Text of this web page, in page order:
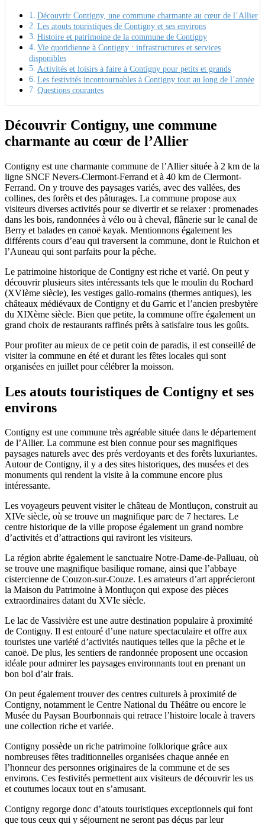
Découvrir Contigny, une commune charmante au cœur de l’Allier
Les atouts touristiques de Contigny et ses environs
Histoire et patrimoine de la commune de Contigny
Vie quotidienne à Contigny : infrastructures et services
disponibles
Activités et loisirs à faire à Contigny pour petits et grands
Les festivités incontournables à Contigny tout au long de l’année
Questions courantes
Découvrir Contigny, une commune
charmante au cœur de l’Allier
Contigny est une charmante commune de l’Allier située à 2 km de la
ligne SNCF Nevers-Clermont-Ferrand et à 40 km de Clermont-
Ferrand. On y trouve des paysages variés, avec des vallées, des
collines, des forêts et des pâturages. La commune propose aux
visiteurs diverses activités pour se divertir et se relaxer : promenades
dans les bois, randonnées à vélo ou à cheval, flânerie sur le canal de
Berry et balades en canoë kayak. Mentionnons également les
différents cours d’eau qui traversent la commune, dont le Ruichon et
l’Auneau qui sont parfaits pour la pêche.
Le patrimoine historique de Contigny est riche et varié. On peut y
découvrir plusieurs sites intéressants tels que le moulin du Rochard
(XVIème siècle), les vestiges gallo-romains (thermes antiques), les
châteaux médiévaux de Contigny et du Garric et l’ancien presbytère
du XIXème siècle. Bien que petite, la commune offre également un
grand choix de restaurants raffinés prêts à satisfaire tous les goûts.
Pour profiter au mieux de ce petit coin de paradis, il est conseillé de
visiter la commune en été et durant les fêtes locales qui sont
organisées en juillet pour célébrer la moisson.
Les atouts touristiques de Contigny et ses
environs
Contigny est une commune très agréable située dans le département
de l’Allier. La commune est bien connue pour ses magnifiques
paysages naturels avec des prés verdoyants et des forêts luxuriantes.
Autour de Contigny, il y a des sites historiques, des musées et des
monuments qui rendent la visite à la commune encore plus
intéressante.
Les voyageurs peuvent visiter le château de Montluçon, construit au
XIVe siècle, où se trouve un magnifique parc de 7 hectares. Le
centre historique de la ville propose également un grand nombre
d’activités et d’attractions qui raviront les visiteurs.
La région abrite également le sanctuaire Notre-Dame-de-Palluau, où
se trouve une magnifique basilique romane, ainsi que l’abbaye
cistercienne de Couzon-sur-Couze. Les amateurs d’art apprécieront
la Maison du Patrimoine à Montluçon qui expose des pièces
extraordinaires datant du XVIe siècle.
Le lac de Vassivière est une autre destination populaire à proximité
de Contigny. Il est entouré d’une nature spectaculaire et offre aux
touristes une variété d’activités nautiques telles que la pêche et le
canoë. De plus, les sentiers de randonnée proposent une occasion
idéale pour admirer les paysages environnants tout en prenant un
bon bol d’air frais.
On peut également trouver des centres culturels à proximité de
Contigny, notamment le Centre National du Théâtre ou encore le
Musée du Paysan Bourbonnais qui retrace l’histoire locale à travers
une collection riche et variée.
Contigny possède un riche patrimoine folklorique grâce aux
nombreuses fêtes traditionnelles organisées chaque année en
l’honneur des personnes originaires de la commune et de ses
environs. Ces festivités permettent aux visiteurs de découvrir les us
et coutumes locaux tout en s’amusant.
Contigny regorge donc d’atouts touristiques exceptionnels qui font
que tous ceux qui y séjournent ne seront pas déçus par leur